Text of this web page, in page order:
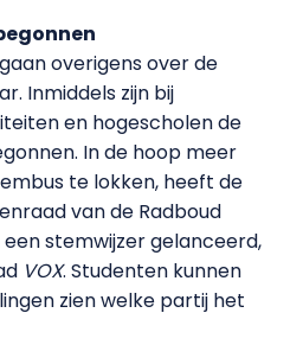
overigens over de
Inmiddels zijn bij
en hogescholen de
In de hoop meer
te lokken, heeft de
van de Radboud
stemwijzer gelanceerd,
VOX. Studenten kunnen
zien welke partij het